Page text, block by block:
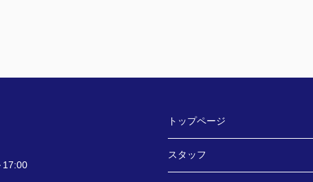
トップページ
スタッフ